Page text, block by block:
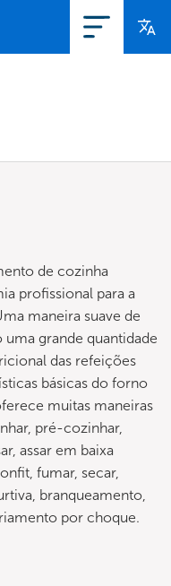
de cozinha
profissional para a
maneira suave de
grande quantidade
das refeições
básicas do forno
muitas maneiras
pré-cozinhar,
assar em baixa
fumar, secar,
branqueamento,
por choque.